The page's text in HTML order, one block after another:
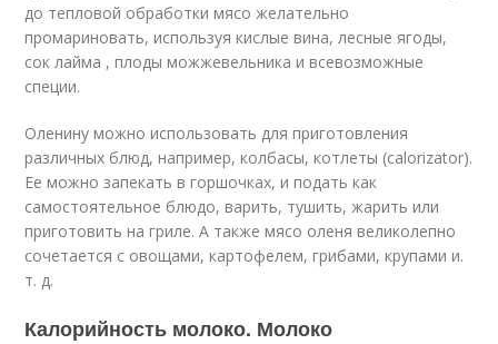
до тепловой обработки мясо желательно
промариновать, используя кислые вина, лесные ягоды,
сок лайма , плоды можжевельника и всевозможные
специи.
Оленину можно использовать для приготовления
различных блюд, например, колбасы, котлеты (calorizator).
Ее можно запекать в горшочках, и подать как
самостоятельное блюдо, варить, тушить, жарить или
приготовить на гриле. А также мясо оленя великолепно
сочетается с овощами, картофелем, грибами, крупами и.
т. д.
Калорийность молоко. Молоко